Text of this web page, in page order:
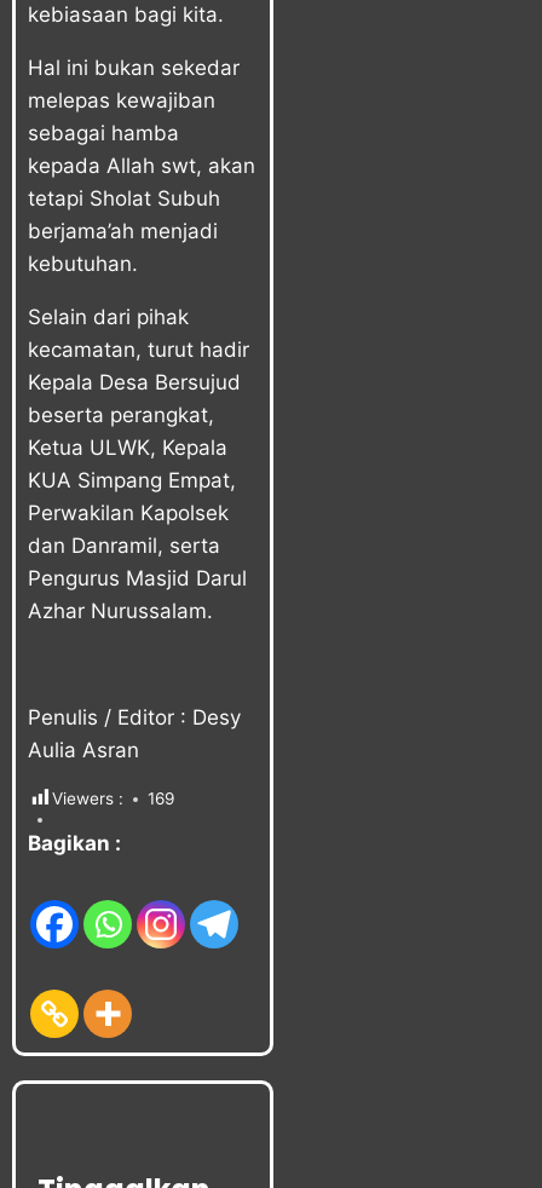
kebiasaan bagi kita.
Hal ini bukan sekedar
melepas kewajiban
sebagai hamba
kepada Allah swt, akan
tetapi Sholat Subuh
berjama’ah menjadi
kebutuhan.
Selain dari pihak
kecamatan, turut hadir
Kepala Desa Bersujud
beserta perangkat,
Ketua ULWK, Kepala
KUA Simpang Empat,
Perwakilan Kapolsek
dan Danramil, serta
Pengurus Masjid Darul
Azhar Nurussalam.
Penulis / Editor : Desy
Aulia Asran
Viewers : 169
Bagikan :